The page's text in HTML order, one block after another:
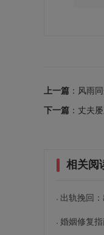
上一篇 ：风雨
下一篇 ：丈夫
相关阅
出轨挽回
婚姻修复